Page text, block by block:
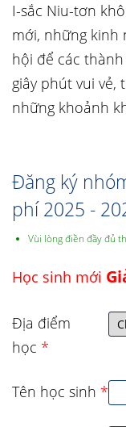
I-sắc Niu-tơn
mới, những kinh
hội để các
giây phút vui vẻ,
những khoảnh
Đăng ký
phí 2025 -
Vùi lòng điền đầy đủ
Học sinh mới
Địa điểm
học *
Tên học sinh *